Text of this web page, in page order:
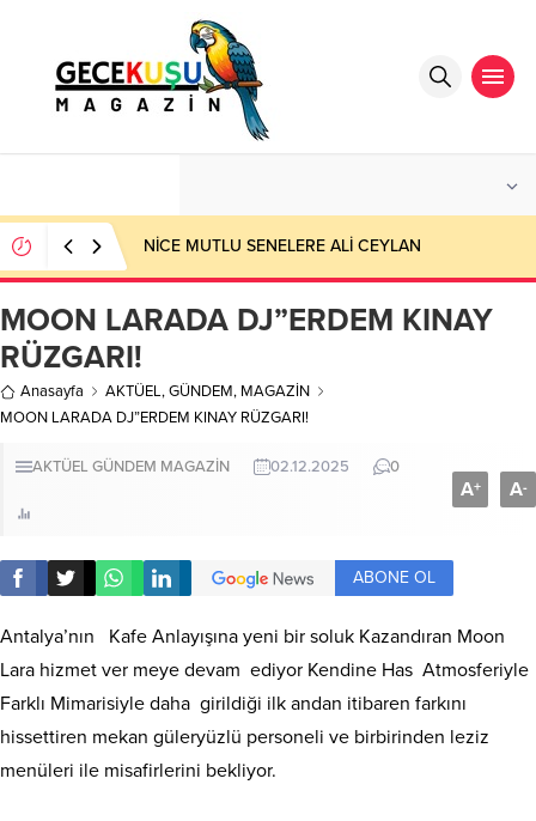
NİCE MUTLU SENELERE ALİ CEYLAN
MOON LARADA DJ”ERDEM KINAY
RÜZGARI!
Anasayfa AKTÜEL,GÜNDEM, MAGAZİN
MOON LARADA DJ”ERDEM KINAY RÜZGARI!
AKTÜEL GÜNDEM MAGAZİN 02.12.2025 0
A+ A-
ABONE OL
Antalya’nın Kafe Anlayışına yeni bir soluk Kazandıran Moon
Lara hizmet ver meye devam ediyor Kendine Has Atmosferiyle
Farklı Mimarisiyle daha girildiği ilk andan itibaren farkını
hissettiren mekan güleryüzlü personeli ve birbirinden leziz
menüleri ile misafirlerini bekliyor.